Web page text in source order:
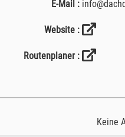
E-Mail :
Website :
Routenplaner :
Keine